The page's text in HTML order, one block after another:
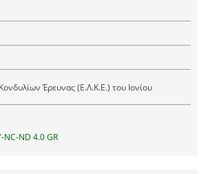
Έρευνας (Ε.Λ.Κ.Ε.) του Ιονίου
NC-ND 4.0 GR